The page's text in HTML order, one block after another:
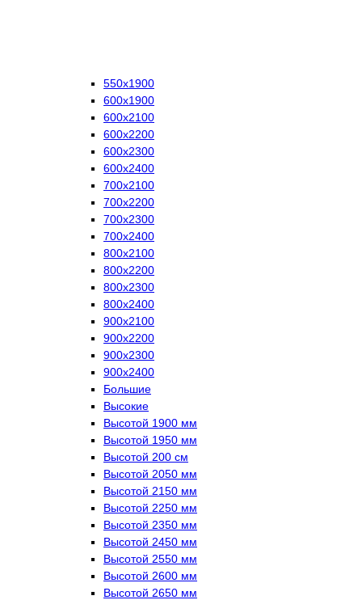
550х1900
600х1900
600х2100
600х2200
600х2300
600х2400
700х2100
700х2200
700х2300
700х2400
800х2100
800х2200
800х2300
800х2400
900х2100
900х2200
900х2300
900х2400
Большие
Высокие
Высотой 1900 мм
Высотой 1950 мм
Высотой 200 см
Высотой 2050 мм
Высотой 2150 мм
Высотой 2250 мм
Высотой 2350 мм
Высотой 2450 мм
Высотой 2550 мм
Высотой 2600 мм
Высотой 2650 мм